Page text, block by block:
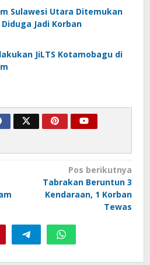
Sulawesi Utara Ditemukan
Jadi Korban
JiLTS Kotamobagu di
Pos berikutnya
Tabrakan Beruntun 3
Kendaraan, 1 Korban
Tewas